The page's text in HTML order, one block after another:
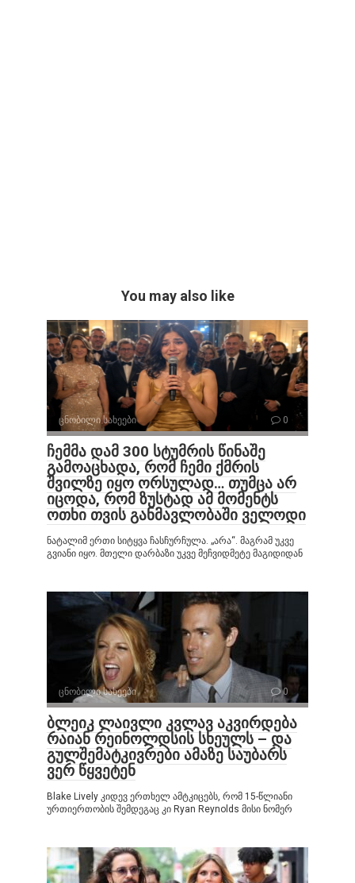
You may also like
ცნობილი სახეები 0
ჩემმა დამ 300 სტუმრის წინაშე
გამოაცხადა, რომ ჩემი ქმრის
შვილზე იყო ორსულად… თუმცა არ
იცოდა, რომ ზუსტად ამ მომენტს
ოთხი თვის განმავლობაში ველოდი
ნატალიმ ერთი სიტყვა ჩასჩურჩულა. „არა“. მაგრამ უკვე
გვიანი იყო. მთელი დარბაზი უკვე მეჩვიდმეტე მაგიდიდან
ცნობილი სახეები 0
ბლეიკ ლაივლი კვლავ აკვირდება
რაიან რეინოლდსის სხეულს – და
გულშემატკივრები ამაზე საუბარს
ვერ წყვეტენ
Blake Lively კიდევ ერთხელ ამტკიცებს, რომ 15-წლიანი
ურთიერთობის შემდეგაც კი Ryan Reynolds მისი ნომერ